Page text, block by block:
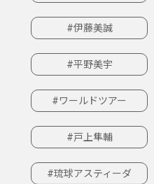
#伊藤美誠
#平野美宇
#ワールドツアー
#戸上隼輔
#琉球アスティーダ